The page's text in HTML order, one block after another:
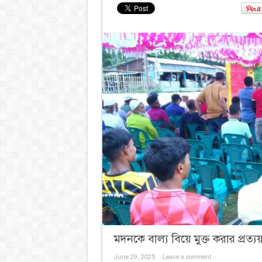
মদনকে বাল্য বিয়ে মুক্ত করার
June 29, 2025 Leave a comment